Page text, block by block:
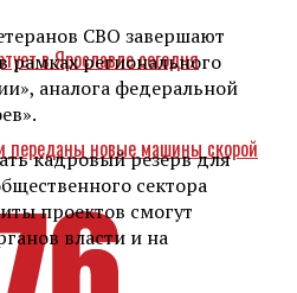
в Ярославле сегодня
переданы новые машины скорой
СВО завершают
рамках регионального
аналога федеральной
кадровый резерв для
сектора
проектов смогут
власти и на